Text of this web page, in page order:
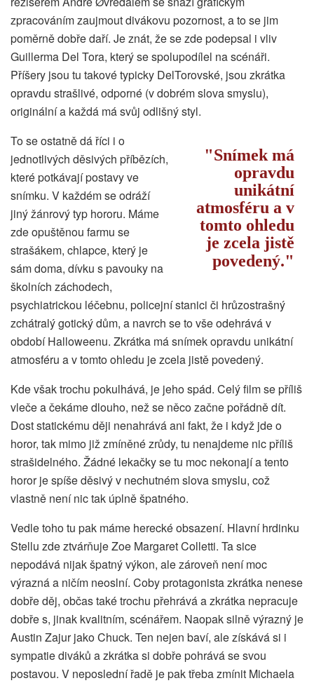
zpracováním zaujmout divákovu pozornost, a to se jim
poměrně dobře daří. Je znát, že se zde podepsal i vliv
Guillerma Del Tora, který se spolupodílel na scénáři.
Příšery jsou tu takové typicky DelTorovské, jsou zkrátka
opravdu strašlivé, odporné (v dobrém slova smyslu),
originální a každá má svůj odlišný styl.
Snímek má
opravdu
unikátní
atmosféru a v
tomto ohledu
je zcela jistě
povedený.
To se ostatně dá říci i o
jednotlivých děsivých příbězích,
které potkávají postavy ve
snímku. V každém se odráží
jiný žánrový typ hororu. Máme
zde opuštěnou farmu se
strašákem, chlapce, který je
sám doma, dívku s pavouky na
školních záchodech,
psychiatrickou léčebnu, policejní stanici či hrůzostrašný
zchátralý gotický dům, a navrch se to vše odehrává v
období Halloweenu. Zkrátka má snímek opravdu unikátní
atmosféru a v tomto ohledu je zcela jistě povedený.
Kde však trochu pokulhává, je jeho spád. Celý film se příliš
vleče a čekáme dlouho, než se něco začne pořádně dít.
Dost statickému ději nenahrává ani fakt, že i když jde o
horor, tak mimo již zmíněné zrůdy, tu nenajdeme nic příliš
strašidelného. Žádné lekačky se tu moc nekonají a tento
horor je spíše děsivý v nechutném slova smyslu, což
vlastně není nic tak úplně špatného.
Vedle toho tu pak máme herecké obsazení. Hlavní hrdinku
Stellu zde ztvárňuje Zoe Margaret Colletti. Ta sice
nepodává nijak špatný výkon, ale zároveň není moc
výrazná a ničím neoslní. Coby protagonista zkrátka nenese
dobře děj, občas také trochu přehrává a zkrátka nepracuje
dobře s, jinak kvalitním, scénářem. Naopak silně výrazný je
Austin Zajur jako Chuck. Ten nejen baví, ale získává si i
sympatie diváků a zkrátka si dobře pohrává se svou
postavou. V neposlední řadě je pak třeba zmínit Michaela